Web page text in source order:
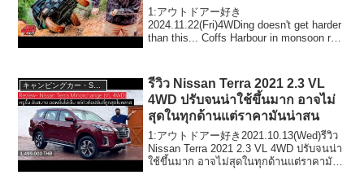
1:アウトドアー好き
2024.11.22(Fri)4WDing doesn't get harder
than this... Coffs Harbour in monsoon rain
キャンピングカー・SUV人気車種
รีวิว Nissan Terra 2021 2.3 VL
4WD ปรับจนน่าใช้ขึ้นมาก อาจไม่
สุดในทุกด้านแต่ราคามันน่าสน
1:アウトドアー好き2021.10.13(Wed)รีวิว
Nissan Terra 2021 2.3 VL 4WD ปรับจนน่า
ใช้ขึ้นมาก อาจไม่สุดในทุกด้านแต่ราคามัน